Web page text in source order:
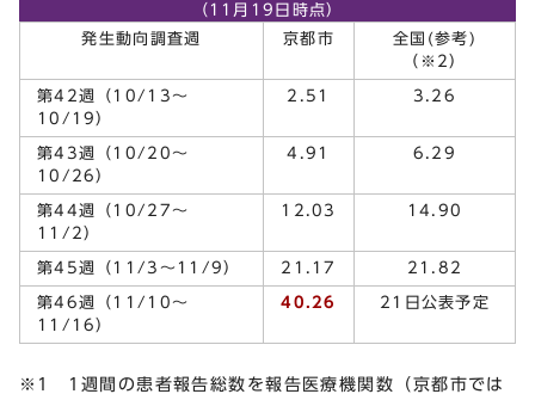
（11月19日時点）
発生動向調査週
京都市
全国(参考)
（※2）
第42週（10/13～
10/19）
2.51 3.26
第43週（10/20～
10/26）
4.91 6.29
第44週（10/27～
11/2）
12.03 14.90
第45週（11/3～11/9） 21.17 21.82
第46週（11/10～
11/16）
40.26 21日公表予定
※1 1週間の患者報告総数を報告医療機関数（京都市では